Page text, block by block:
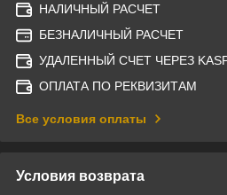
НАЛИЧНЫЙ РАСЧЕТ
БЕЗНАЛИЧНЫЙ РАСЧЕТ
УДАЛЕННЫЙ СЧЕТ ЧЕРЕЗ
ОПЛАТА ПО РЕКВИЗИТАМ
Все условия оплаты
Условия возврата